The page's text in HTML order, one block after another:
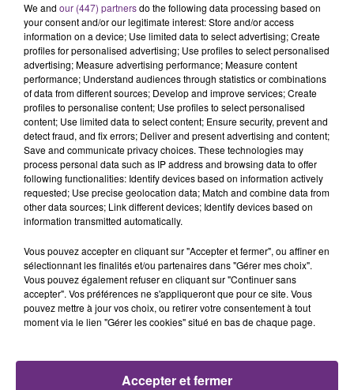
FIL D'ACTU
7 août 2026
LA CENTRALE NUCLÉAIRE DE CHOOZ
TOUJOURS À L'ARRÊT
Cela fait déjà une semaine que la centrale
nucléaire ardennaise est à l'arrêt. Une situation
justifiée par la sécheresse intense qui est toujours
présente.
We and our (447) partnersdo the following data processing based on
your consent and/or our legitimate interest: Store and/or access
information on a device; Use limited data to select advertising; Create
profiles for personalised advertising; Use profiles to select personalised
advertising; Measure advertising performance; Measure content
performance; Understand audiences through statistics or combinations
of data from different sources; Develop and improve services; Create
profiles to personalise content; Use profiles to select personalised
content; Use limited data to select content; Ensure security, prevent and
detect fraud, and fix errors; Deliver and present advertising and content;
Save and communicate privacy choices. These technologies may
process personal data such as IP address and browsing data to offer
following functionalities: Identify devices based on information actively
requested; Use precise geolocation data; Match and combine data from
other data sources; Link different devices; Identify devices based on
information transmitted automatically.
Vous pouvez accepter en cliquant sur "Accepter et fermer", ou affiner en
sélectionnant les finalités et/ou partenaires dans "Gérer mes choix".
Vous pouvez également refuser en cliquant sur "Continuer sans
accepter". Vos préférences ne s'appliqueront que pour ce site. Vous
pouvez mettre à jour vos choix, ou retirer votre consentement à tout
moment via le lien "Gérer les cookies" situé en bas de chaque page.
Accepter et fermer